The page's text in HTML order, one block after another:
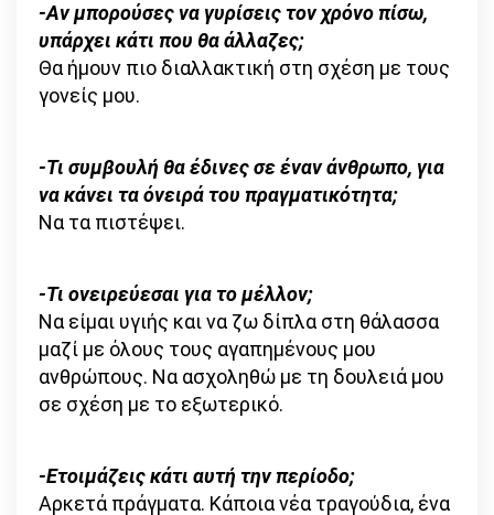
-Αν μπορούσες να γυρίσεις τον χρόνο πίσω,
υπάρχει κάτι που θα άλλαζες;
Θα ήμουν πιο διαλλακτική στη σχέση με τους
γονείς μου.
-Τι συμβουλή θα έδινες σε έναν άνθρωπο, για
να κάνει τα όνειρά του πραγματικότητα;
Να τα πιστέψει.
-Τι ονειρεύεσαι για το μέλλον;
Να είμαι υγιής και να ζω δίπλα στη θάλασσα
μαζί με όλους τους αγαπημένους μου
ανθρώπους. Να ασχοληθώ με τη δουλειά μου
σε σχέση με το εξωτερικό.
-Ετοιμάζεις κάτι αυτή την περίοδο;
Αρκετά πράγματα. Κάποια νέα τραγούδια, ένα